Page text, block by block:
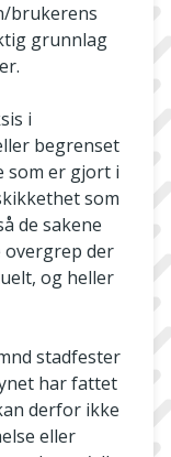
brukerens
grunnlag
i
begrenset
som er gjort i
som
de sakene
overgrep der
og heller
stadfester
har fattet
derfor ikke
eller